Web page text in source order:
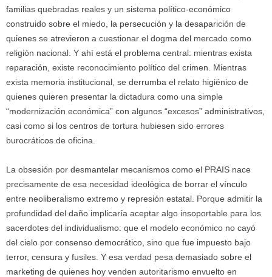
familias quebradas reales y un sistema político-económico
construido sobre el miedo, la persecución y la desaparición de
quienes se atrevieron a cuestionar el dogma del mercado como
religión nacional. Y ahí está el problema central: mientras exista
reparación, existe reconocimiento político del crimen. Mientras
exista memoria institucional, se derrumba el relato higiénico de
quienes quieren presentar la dictadura como una simple
“modernización económica” con algunos “excesos” administrativos,
casi como si los centros de tortura hubiesen sido errores
burocráticos de oficina.
La obsesión por desmantelar mecanismos como el PRAIS nace
precisamente de esa necesidad ideológica de borrar el vínculo
entre neoliberalismo extremo y represión estatal. Porque admitir la
profundidad del daño implicaría aceptar algo insoportable para los
sacerdotes del individualismo: que el modelo económico no cayó
del cielo por consenso democrático, sino que fue impuesto bajo
terror, censura y fusiles. Y esa verdad pesa demasiado sobre el
marketing de quienes hoy venden autoritarismo envuelto en